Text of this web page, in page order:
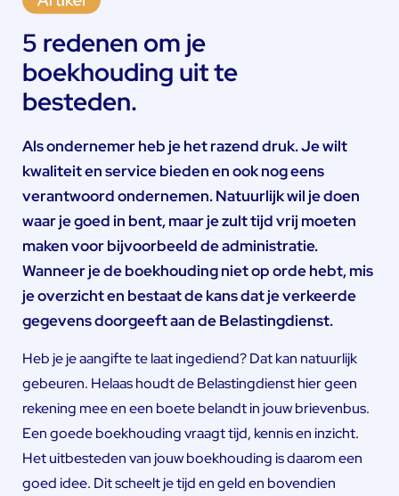
5 redenen om je
boekhouding uit te
besteden.
Als ondernemer heb je het razend druk. Je wilt
kwaliteit en service bieden en ook nog eens
verantwoord ondernemen. Natuurlijk wil je doen
waar je goed in bent, maar je zult tijd vrij moeten
maken voor bijvoorbeeld de administratie.
Wanneer je de boekhouding niet op orde hebt, mis
je overzicht en bestaat de kans dat je verkeerde
gegevens doorgeeft aan de Belastingdienst.
Heb je je aangifte te laat ingediend? Dat kan natuurlijk
gebeuren. Helaas houdt de Belastingdienst hier geen
rekening mee en een boete belandt in jouw brievenbus.
Een goede boekhouding vraagt tijd, kennis en inzicht.
Het uitbesteden van jouw boekhouding is daarom een
goed idee. Dit scheelt je tijd en geld en bovendien